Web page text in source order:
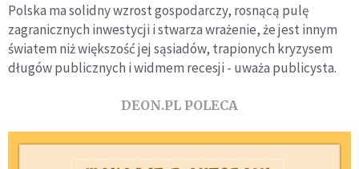
Polska ma solidny wzrost gospodarczy, rosnącą pulę
zagranicznych inwestycji i stwarza wrażenie, że jest innym
światem niż większość jej sąsiadów, trapionych kryzysem
długów publicznych i widmem recesji - uważa publicysta.
DEON.PL POLECA